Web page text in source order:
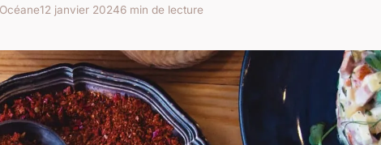
Océane12 janvier 20246 min de lecture